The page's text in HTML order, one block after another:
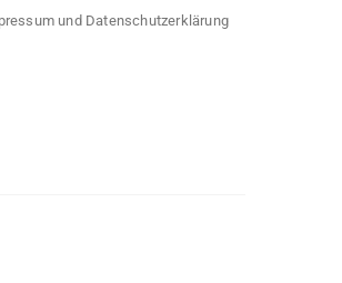
und Datenschutzerklärung